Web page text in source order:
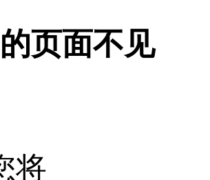
页面不见
将